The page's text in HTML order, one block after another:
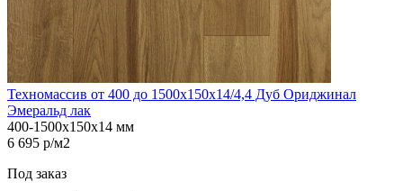
Техномассив от 400 до 1500х150х14/4,4 Дуб Ориджинал
Эмеральд лак
400-1500х150х14 мм
6 695 р/м2
Под заказ